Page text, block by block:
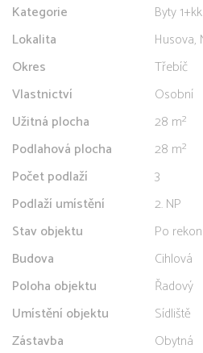
Kategorie
Byty 1+kk
Lokalita
Okres
Třebíč
Vlastnictví
Osobní
Užitná plocha
28 m²
Podlahová plocha
28 m²
Počet podlaží
3
Podlaží umístění
2. NP
Stav objektu
Po
Budova
Cihlová
Poloha objektu
Řadový
Umístění objektu
Sídliště
Zástavba
Obytná